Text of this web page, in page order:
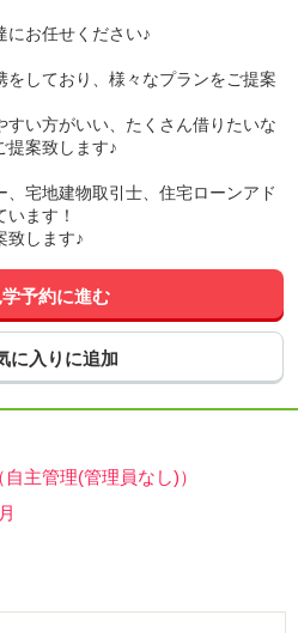
お任せください♪
しており、様々なプランをご提案
い方がいい、たくさん借りたいな
提案致します♪
宅地建物取引士、住宅ローンアド
ます！
致します♪
学予約に進む
主管理(管理員なし)）